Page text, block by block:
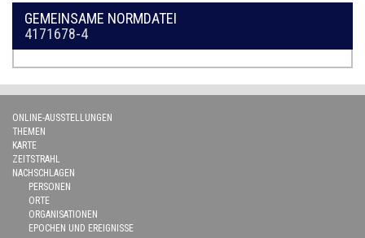
GEMEINSAME NORMDATEI
4171678-4
ONLINE-AUSSTELLUNGEN
THEMEN
KARTE
ZEITSTRAHL
NACHSCHLAGEN
PERSONEN
ORTE
ORGANISATIONEN
EPOCHEN UND EREIGNISSE